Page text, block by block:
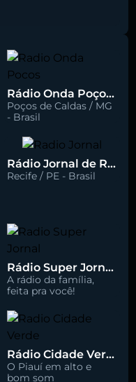
Rádio Onda Poços 96.7 FM
Poços de Caldas / MG
- Brasil
Rádio Jornal de Recife 90.3 FM
Recife / PE - Brasil
Rádio Super Jornal 105.7 FM
A rádio da família,
feita pra você!
Rádio Cidade Verde 93.5 FM
O Piauí em alto e
bom som